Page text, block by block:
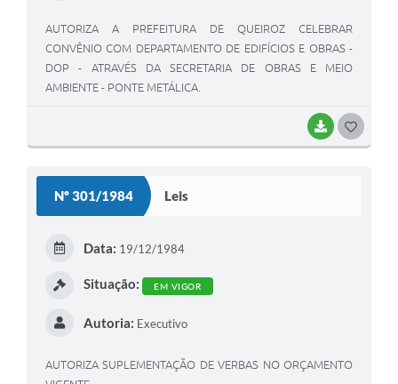
BAIXAR
AUTORIZA A PREFEITURA DE QUEIROZ CELEBRAR
CONVÊNIO COM DEPARTAMENTO DE EDIFÍCIOS E OBRAS -
DOP - ATRAVÉS DA SECRETARIA DE OBRAS E MEIO
AMBIENTE - PONTE METÁLICA.
Nº 301/1984 Leis
Data: 19/12/1984
Situação: EM VIGOR
Autoria: Executivo
AUTORIZA SUPLEMENTAÇÃO DE VERBAS NO ORÇAMENTO